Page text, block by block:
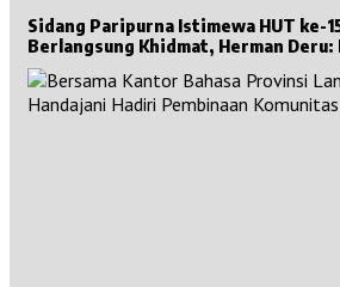
Sidang Paripurna Istimewa HUT ke-
Berlangsung Khidmat, Herman Deru:
Sejarah Besar untuk Sumsel